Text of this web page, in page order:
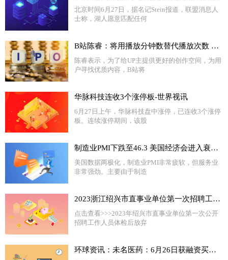
北京时间6月27日，据名记Stein报道，联盟消息人
士称，湖人愿意匹配任何
B站陈睿：将用播放分钟数替代播放次数 消弭视频数据水分
陈睿表示，为了给UP主提供更好的创作空间，为用
户寻找优质内容，B站将
华脉科技连收3个涨停板-世界视讯
6月27日上午，华脉科技盘中涨停，已连收3个涨停
板。连续涨停期间，该股
制造业PMI下跌至46.3 美国经济会进入衰退吗？
美国数据两极化，制造业PMI非常疲软，但服务业
非常强劲。主要由于制造
2023浙江绍兴市直事业单位第一次招聘工作人员体检后放弃、递补人员名单名单（二）
点击查看>>>2023年绍兴市直事业单位第一次公开
招聘工作人员体检后放弃
环球资讯：未名医药：6月26日获融资买入1260.35万元，占当日流入资金比例21.21%